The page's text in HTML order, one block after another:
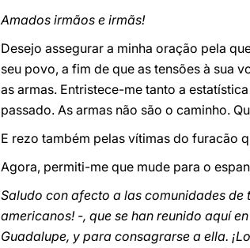
Amados irmãos e irmãs!
Desejo assegurar a minha oração pela
seu povo, a fim de que as tensões à sua
as armas. Entristece-me tanto a
passado. As armas não são o caminho.
E rezo também pelas vítimas do furacão
Agora, permiti-me que mude para o
Saludo con afecto a las comunidades de
americanos! -, que se han reunido aquí
Guadalupe, y para consagrarse a ella.